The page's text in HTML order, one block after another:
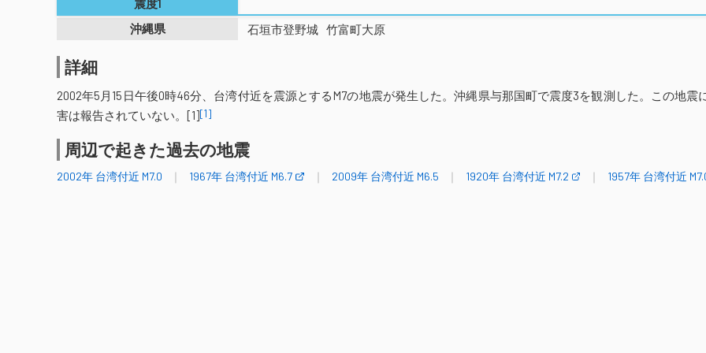
沖縄県
石垣市登野城 竹富町大原
詳細
2002年5月15日午後0時46分、台湾付近を震源とするM7の地震が発生した。沖縄県与那国町で震度3を観測した。この地震
害は報告されていない。[1][1]
周辺で起きた過去の地震
2002年 台湾付近 M7.0 1967年 台湾付近 M6.7 2009年 台湾付近 M6.5 1920年 台湾付近 M7.2 1957年 台湾付近